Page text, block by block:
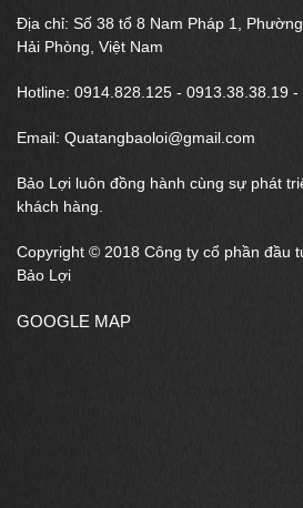
Địa chỉ: Số 38 tổ 8 Nam Pháp 1,
Hải Phòng, Việt Nam
Hotline: 0914.828.125 - 0913.38.38.19
Email: Quatangbaoloi@gmail.com
Bảo Lợi luôn đồng hành cùng sự phát
khách hàng.
Copyright © 2018 Công ty cổ phần đầu
Bảo Lợi
GOOGLE MAP